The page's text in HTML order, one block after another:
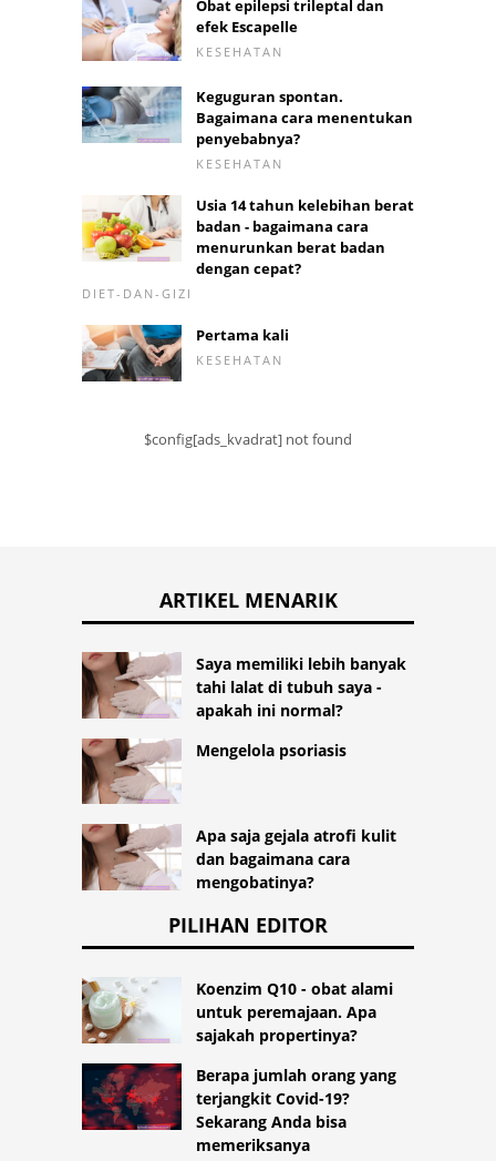
Obat epilepsi trileptal dan
efek Escapelle
KESEHATAN
Keguguran spontan.
Bagaimana cara menentukan
penyebabnya?
KESEHATAN
Usia 14 tahun kelebihan berat
badan - bagaimana cara
menurunkan berat badan
dengan cepat?
DIET-DAN-GIZI
Pertama kali
KESEHATAN
$config[ads_kvadrat] not found
ARTIKEL MENARIK
Saya memiliki lebih banyak
tahi lalat di tubuh saya -
apakah ini normal?
Mengelola psoriasis
Apa saja gejala atrofi kulit
dan bagaimana cara
mengobatinya?
PILIHAN EDITOR
Koenzim Q10 - obat alami
untuk peremajaan. Apa
sajakah propertinya?
Berapa jumlah orang yang
terjangkit Covid-19?
Sekarang Anda bisa
memeriksanya